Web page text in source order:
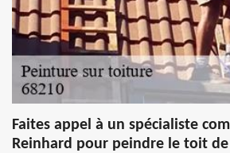
Faites appel à un spécialiste
Reinhard pour peindre le toit